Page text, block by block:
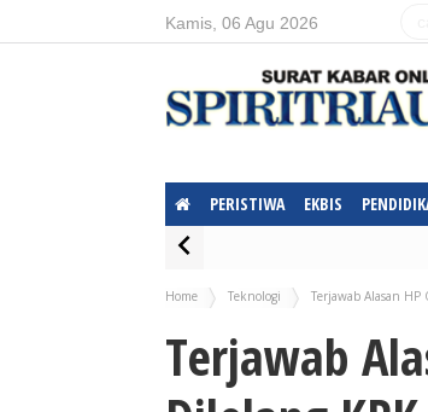
Kamis, 06 Agu 2026
PERISTIWA EKBIS
Home Teknologi Terjawab Alasan
Terjawab